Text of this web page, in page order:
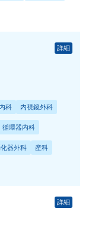
詳細
内科 内視鏡外科
循環器内科
器外科 産科
詳細